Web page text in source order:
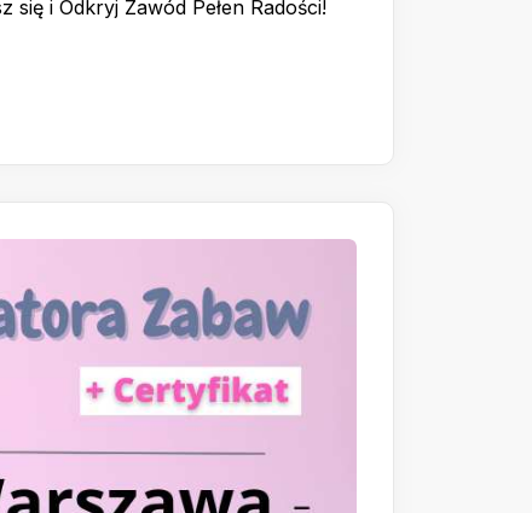
i Odkryj Zawód Pełen Radości!